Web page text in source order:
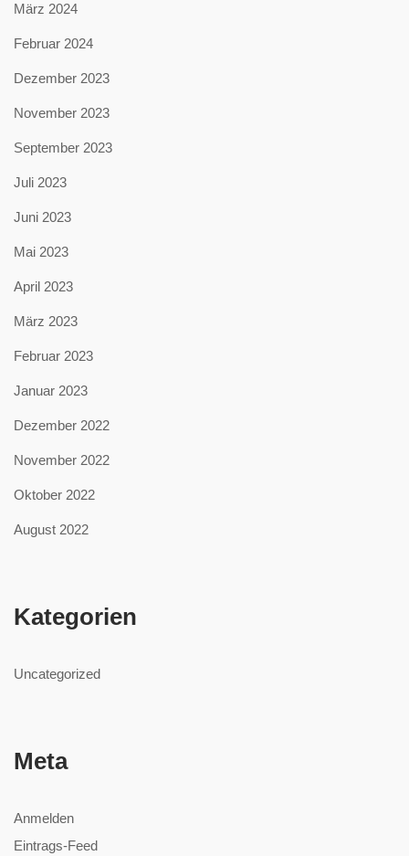
März 2024
Februar 2024
Dezember 2023
November 2023
September 2023
Juli 2023
Juni 2023
Mai 2023
April 2023
März 2023
Februar 2023
Januar 2023
Dezember 2022
November 2022
Oktober 2022
August 2022
Kategorien
Uncategorized
Meta
Anmelden
Eintrags-Feed